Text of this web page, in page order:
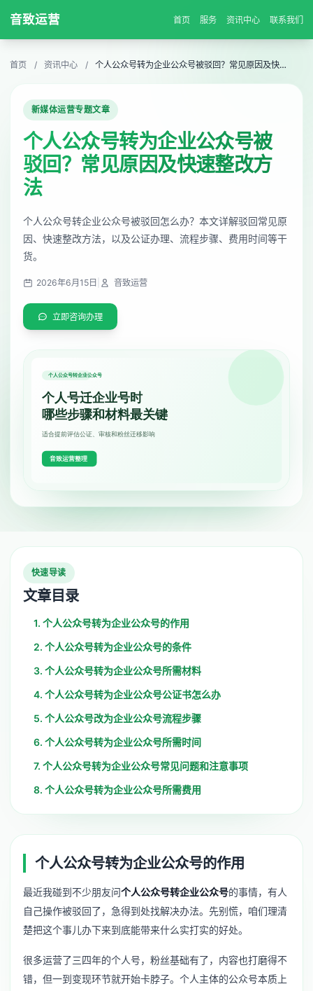
音致运营 首页 服务 资讯中心 联系我们
首页 / 资讯中心 / 个人公众号转为企业公众号被驳回？常见原因及快速整改方法
新媒体运营专题文章
个人公众号转为企业公众号被
驳回？常见原因及快速整改方
法
个人公众号转企业公众号被驳回怎么办？本文详解驳回常见原
因、快速整改方法，以及公证办理、流程步骤、费用时间等干
货。
2026年6月15日 音致运营
立即咨询办理
快速导读
文章目录
1. 个人公众号转为企业公众号的作用
2. 个人公众号转为企业公众号的条件
3. 个人公众号转为企业公众号所需材料
4. 个人公众号转为企业公众号公证书怎么办
5. 个人公众号改为企业公众号流程步骤
6. 个人公众号转为企业公众号所需时间
7. 个人公众号转为企业公众号常见问题和注意事项
8. 个人公众号转为企业公众号所需费用
个人公众号转为企业公众号的作用
最近我碰到不少朋友问个人公众号转企业公众号的事情，有人
自己操作被驳回了，急得到处找解决办法。先别慌，咱们理清
楚把这个事儿办下来到底能带来什么实打实的好处。
很多运营了三四年的个人号，粉丝基础有了，内容也打磨得不
错，但一到变现环节就开始卡脖子。个人主体的公众号本质上